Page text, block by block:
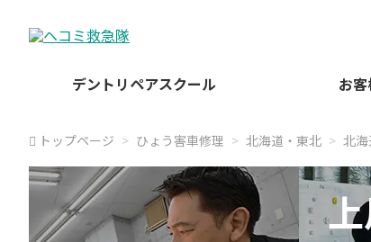
デントリペアスクール
お
トップページ ひょう害車修理 北海道・東北 北海